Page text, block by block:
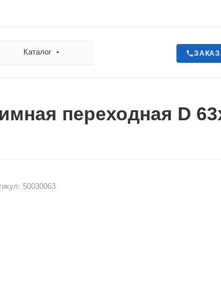
Каталог
переходная D
50030063